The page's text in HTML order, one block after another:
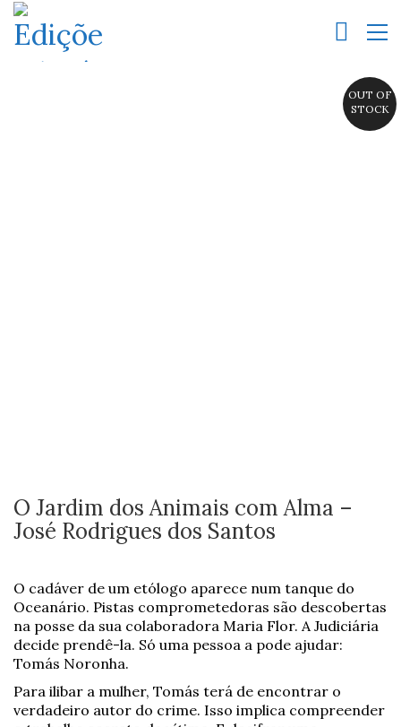
OUT OF
STOCK
O Jardim dos Animais com Alma –
José Rodrigues dos Santos
O cadáver de um etólogo aparece num tanque do
Oceanário. Pistas comprometedoras são descobertas
na posse da sua colaboradora Maria Flor. A Judiciária
decide prendê-la. Só uma pessoa a pode ajudar:
Tomás Noronha.
Para ilibar a mulher, Tomás terá de encontrar o
verdadeiro autor do crime. Isso implica compreender